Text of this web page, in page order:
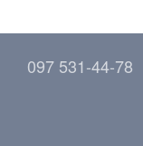
097 531-44-78